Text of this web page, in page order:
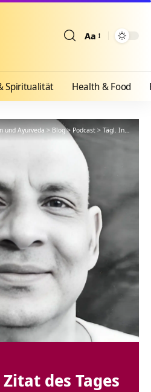
Aa
Spiritualität Health & Food
und Ayurveda>Blog> Podcast > Tägl. Inspiration
des Tages